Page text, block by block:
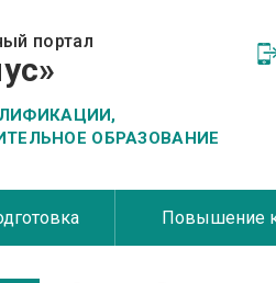
портал
ОБРАЗОВАНИЕ
Повышение